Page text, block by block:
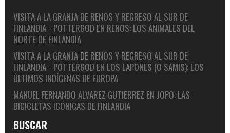
VISITA A LA GRANJA DE RENOS Y REGRESO AL SUR DE
FINLANDIA - POTTERGOD EN RENOS: LOS ANIMALES DEL
NORTE DE FINLANDIA
VISITA A LA GRANJA DE RENOS Y REGRESO AL SUR DE
FINLANDIA - POTTERGOD EN LOS LAPONES (O SAMIS): LOS
ÚLTIMOS INDÍGENAS DE EUROPA
MANUEL FERNANDO ALVAREZ GUTIERREZ EN JOPO: LAS
BICICLETAS ICÓNICAS DE FINLANDIA
BUSCAR